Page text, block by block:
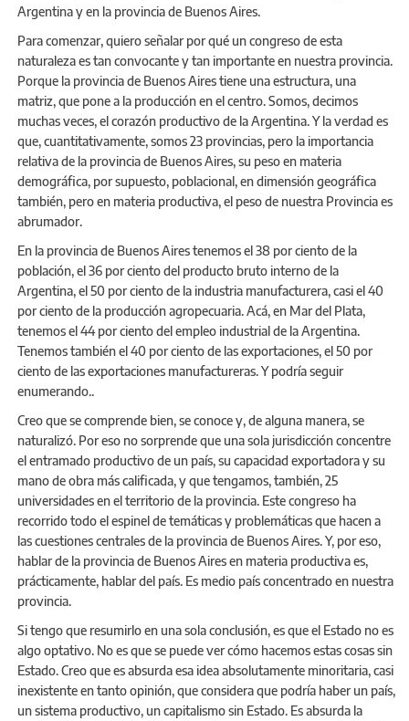
Argentina y en la provincia de Buenos Aires.
Para comenzar, quiero señalar por qué un congreso de esta
naturaleza es tan convocante y tan importante en nuestra provincia.
Porque la provincia de Buenos Aires tiene una estructura, una
matriz, que pone a la producción en el centro. Somos, decimos
muchas veces, el corazón productivo de la Argentina. Y la verdad es
que, cuantitativamente, somos 23 provincias, pero la importancia
relativa de la provincia de Buenos Aires, su peso en materia
demográfica, por supuesto, poblacional, en dimensión geográfica
también, pero en materia productiva, el peso de nuestra Provincia es
abrumador.
En la provincia de Buenos Aires tenemos el 38 por ciento de la
población, el 36 por ciento del producto bruto interno de la
Argentina, el 50 por ciento de la industria manufacturera, casi el 40
por ciento de la producción agropecuaria. Acá, en Mar del Plata,
tenemos el 44 por ciento del empleo industrial de la Argentina.
Tenemos también el 40 por ciento de las exportaciones, el 50 por
ciento de las exportaciones manufactureras. Y podría seguir
enumerando..
Creo que se comprende bien, se conoce y, de alguna manera, se
naturalizó. Por eso no sorprende que una sola jurisdicción concentre
el entramado productivo de un país, su capacidad exportadora y su
mano de obra más calificada, y que tengamos, también, 25
universidades en el territorio de la provincia. Este congreso ha
recorrido todo el espinel de temáticas y problemáticas que hacen a
las cuestiones centrales de la provincia de Buenos Aires. Y, por eso,
hablar de la provincia de Buenos Aires en materia productiva es,
prácticamente, hablar del país. Es medio país concentrado en nuestra
provincia.
Si tengo que resumirlo en una sola conclusión, es que el Estado no es
algo optativo. No es que se puede ver cómo hacemos estas cosas sin
Estado. Creo que es absurda esa idea absolutamente minoritaria, casi
inexistente en tanto opinión, que considera que podría haber un país,
un sistema productivo, un capitalismo sin Estado. Es absurda la